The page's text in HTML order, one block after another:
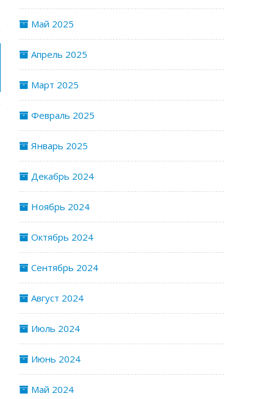
Май 2025
Апрель 2025
Март 2025
Февраль 2025
Январь 2025
Декабрь 2024
Ноябрь 2024
Октябрь 2024
Сентябрь 2024
Август 2024
Июль 2024
Июнь 2024
Май 2024